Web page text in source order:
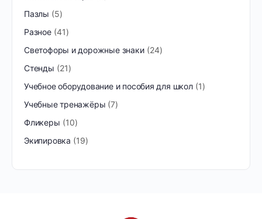
Пазлы
5
Разное 41
Светофоры и дорожные знаки
24
Стенды
21
Учебное оборудование и пособия для школ 1
Учебные тренажёры 7
Фликеры
10
Экипировка
19